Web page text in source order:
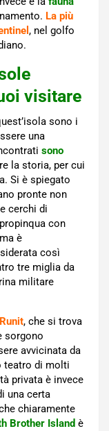
La più
, nel golfo
visitare
sono i
una
sono
la storia, per cui
Si è spiegato
pronte non
cerchi di
con
è
così
tre miglia da
militare
, che si trova
sorgono
avvicinata da
teatro di molti
privata è invece
una certa
chiaramente
Brother Island è